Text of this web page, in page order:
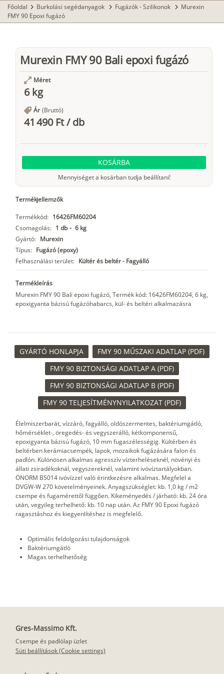
Főoldal chevron_right Burkolási segédanyagok chevron_right Fugázók - Szilikonok chevron_right Murexin
FMY 90 Epoxi fugázó
Murexin FMY 90 Bali epoxi fugázó
Méret
6 kg
Ár (Bruttó)
41 490 Ft/db
KOSÁRBA
Mennyiséget a kosárban tudja beállítani!
Termékjellemzők
Termékkód: 16426FM60204
Csomagolás: 1 db - 6 kg
Gyártó: Murexin
Típus: Fugázó (epoxy)
Felhasználási terület: Kültér és beltér - Fagyálló
Termékleírás
Murexin FMY 90 Bali epoxi fugázó, Termék kód: 16426FM60204, 6 kg,
epoxigyanta bázisú fugázóhabarcs, kül- és beltéri alkalmazásra
GYÁRTÓ HONLAPJA
FMY 90 MŰSZAKI ADATLAP (PDF)
FMY 90 BIZTONSÁGI ADATLAP A (PDF)
FMY 90 BIZTONSÁGI ADATLAP B (PDF)
FMY 90 TELJESÍTMÉNYNYILATKOZAT (PDF)
Élelmiszerbarát, vízzáró, fagyálló, oldószermentes, baktériumgátló,
hőmérséklet-, öregedés- és vegyszerálló, kétkomponensű,
epoxigyanta bázisú fugázó, 10 mm fugaszélességig. Kültérben és
beltérben kerámiacsempék, lapok, mozaikok fugázására falon és
padlón. Különösen alkalmas agresszív vízterheléseknél, növényi és
állati zsiradékoknál, vegyszereknél, valamint ivóvíztartályokban.
ÖNORM B5014 ivóvízzel való érintkezésre alkalmas. Megfelel a
DVGW-W 270 követelményeinek. Anyagszükséglet: kb. 1,0 kg / m2
csempe és fugamérettől függően. Kikeményedés / járható: kb. 24 óra
után, vegyileg terhelhető: kb. 10 nap után. Az FMY 90 Epoxi fugázó
ragasztáshoz és kiegyenlítéshez is megfelelő.
Optimális feldolgozási tulajdonságok
Baktériumgátló
Magas terhelhetőség
Gres-Massimo Kft.
Csempe és padlólap üzlet
Süti beállítások (Cookie settings)